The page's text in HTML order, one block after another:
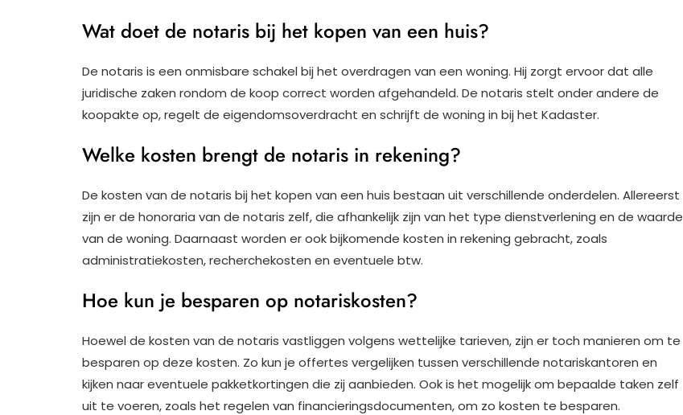
Wat doet de notaris bij het kopen van een huis?
De notaris is een onmisbare schakel bij het overdragen van een woning. Hij zorgt ervoor dat alle
juridische zaken rondom de koop correct worden afgehandeld. De notaris stelt onder andere de
koopakte op, regelt de eigendomsoverdracht en schrijft de woning in bij het Kadaster.
Welke kosten brengt de notaris in rekening?
De kosten van de notaris bij het kopen van een huis bestaan uit verschillende onderdelen. Allereerst
zijn er de honoraria van de notaris zelf, die afhankelijk zijn van het type dienstverlening en de waarde
van de woning. Daarnaast worden er ook bijkomende kosten in rekening gebracht, zoals
administratiekosten, recherchekosten en eventuele btw.
Hoe kun je besparen op notariskosten?
Hoewel de kosten van de notaris vastliggen volgens wettelijke tarieven, zijn er toch manieren om te
besparen op deze kosten. Zo kun je offertes vergelijken tussen verschillende notariskantoren en
kijken naar eventuele pakketkortingen die zij aanbieden. Ook is het mogelijk om bepaalde taken zelf
uit te voeren, zoals het regelen van financieringsdocumenten, om zo kosten te besparen.